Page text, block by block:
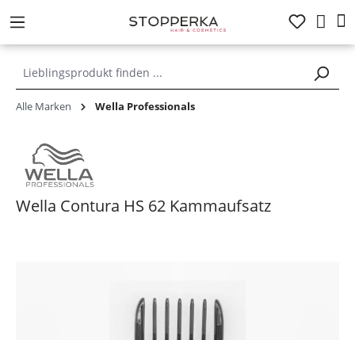
springen
Alle Marken Wella Professionals
Wella Contura HS 62 Kammaufsatz